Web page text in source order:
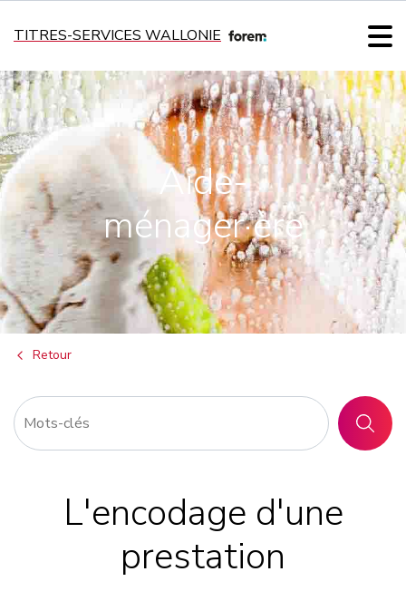
TITRES-SERVICES WALLONIE
Aide-
ménager·ère
Retour
L'encodage d'une
prestation